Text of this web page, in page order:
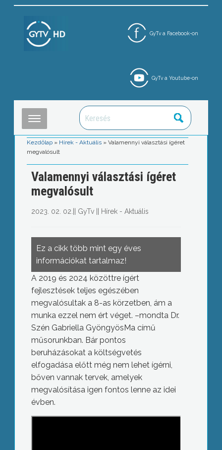
GyTv a Facebook-on
GyTv a Youtube-on
Kezdőlap » Hírek - Aktuális »Valamennyi választási ígéret
megvalósult
Valamennyi választási ígéret
megvalósult
2023. 02. 02. GyTv|| Hírek - Aktuális
Ez a cikk több mint egy éves
információkat tartalmaz!
A 2019 és 2024 közöttre ígért
fejlesztések teljes egészében
megvalósultak a 8-as körzetben, ám a
munka ezzel nem ért véget. –mondta Dr.
Szén Gabriella GyöngyösMa című
műsorunkban. Bár pontos
beruházásokat a költségvetés
elfogadása előtt még nem lehet ígérni,
bőven vannak tervek, amelyek
megvalósítása igen fontos lenne az idei
évben.